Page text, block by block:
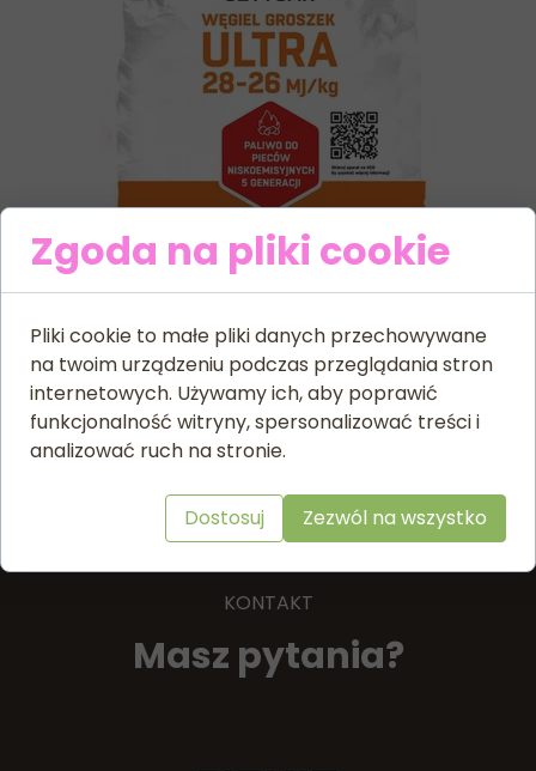
Powrót
KONTAKT
Masz pytania?
Zgoda na pliki cookie
Pliki cookie to małe pliki danych przechowywane
na twoim urządzeniu podczas przeglądania stron
internetowych. Używamy ich, aby poprawić
funkcjonalność witryny, spersonalizować treści i
analizować ruch na stronie.
Dostosuj Zezwól na wszystko